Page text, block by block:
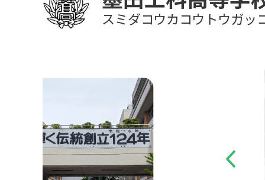
スミダコウカコウトウガッ
Previous